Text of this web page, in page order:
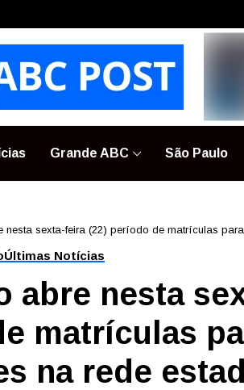
Grande ABC São Paulo
nesta sexta-feira (22) período de matrículas
Últimas Notícias
abre nesta
matrículas
na rede